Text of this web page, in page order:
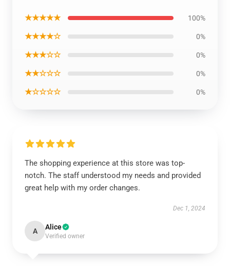
★★★★★ 100%
★★★★☆ 0%
★★★☆☆ 0%
★★☆☆☆ 0%
★☆☆☆☆ 0%
The shopping experience at this store was top-
notch. The staff understood my needs and provided
great help with my order changes.
Dec 1, 2024
A Alice
Verified owner